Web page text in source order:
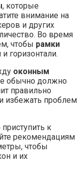
, которые
внимание на
и других
Во время
чтобы рамки
горизонтали.
оконным
обычно должно
правильно
избежать проблем
к
рекомендациям
чтобы
и их